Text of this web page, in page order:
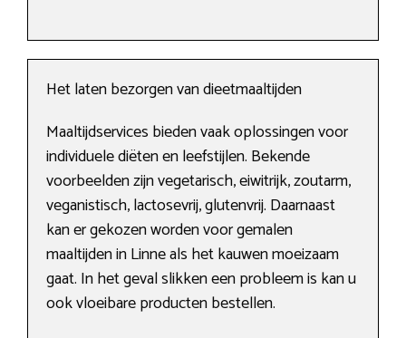
Het laten bezorgen van dieetmaaltijden
Maaltijdservices bieden vaak oplossingen voor
individuele diëten en leefstijlen. Bekende
voorbeelden zijn vegetarisch, eiwitrijk, zoutarm,
veganistisch, lactosevrij, glutenvrij. Daarnaast
kan er gekozen worden voor gemalen
maaltijden in Linne als het kauwen moeizaam
gaat. In het geval slikken een probleem is kan u
ook vloeibare producten bestellen.